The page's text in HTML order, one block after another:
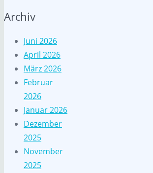
Archiv
Juni 2026
April 2026
März 2026
Februar
2026
Januar 2026
Dezember
2025
November
2025